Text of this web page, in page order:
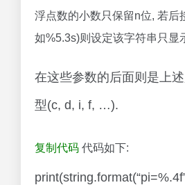
浮点数的小数只保留n位, 若后
如%5.3s)则设定该字符串只显
在这些参数的后面则是上
型(c, d, i, f, …).
复制代码 代码如下: